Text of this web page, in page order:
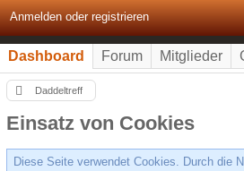
Anmelden oder registrieren
Dashboard Forum Mitglieder
Daddeltreff
Einsatz von Cookies
Diese Seite verwendet Cookies. Durch die